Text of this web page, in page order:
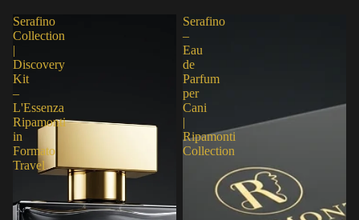
Serafino
Collection
|
Discovery
Kit
–
L'Essenza
Ripamonti
in
Formato
Travel
Serafino
–
Eau
de
Parfum
per
Cani
|
Ripamonti
Collection